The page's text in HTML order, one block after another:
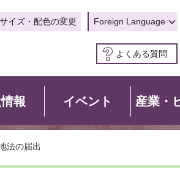
イズ・配色の変更 Foreign Language
よくある質問
報 イベント 産業・
法の届出